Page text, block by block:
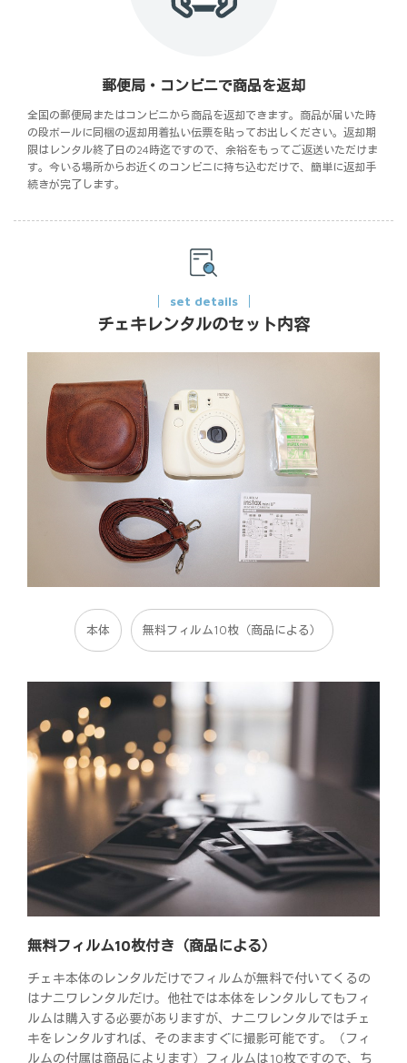
郵便局・コンビニで商品を返却
全国の郵便局またはコンビニから商品を返却できます。商品が届いた時
の段ボールに同梱の返却用着払い伝票を貼ってお出しください。返却期
限はレンタル終了日の24時迄ですので、余裕をもってご返送いただけま
す。今いる場所からお近くのコンビニに持ち込むだけで、簡単に返却手
続きが完了します。
set details
チェキレンタルのセット内容
本体 無料フィルム10枚（商品による）
無料フィルム10枚付き（商品による）
チェキ本体のレンタルだけでフィルムが無料で付いてくるの
はナニワレンタルだけ。他社では本体をレンタルしてもフィ
ルムは購入する必要がありますが、ナニワレンタルではチェ
キをレンタルすれば、そのまますぐに撮影可能です。（フィ
ルムの付属は商品によります）フィルムは10枚ですので、ち